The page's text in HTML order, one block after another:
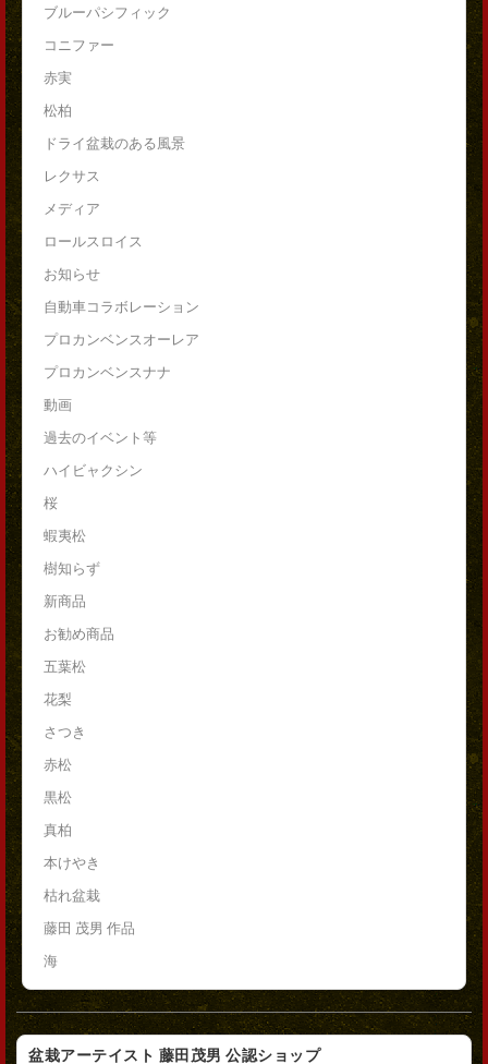
ブルーパシフィック
コニファー
赤実
松柏
ドライ盆栽のある風景
レクサス
メディア
ロールスロイス
お知らせ
自動車コラボレーション
プロカンベンスオーレア
プロカンベンスナナ
動画
過去のイベント等
ハイビャクシン
桜
蝦夷松
樹知らず
新商品
お勧め商品
五葉松
花梨
さつき
赤松
黒松
真柏
本けやき
枯れ盆栽
藤田 茂男 作品
海
盆栽アーテイスト 藤田茂男 公認ショップ